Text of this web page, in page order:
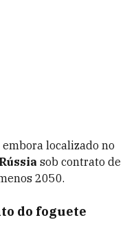
embora localizado no
Rússia sob contrato de
2050.
do foguete